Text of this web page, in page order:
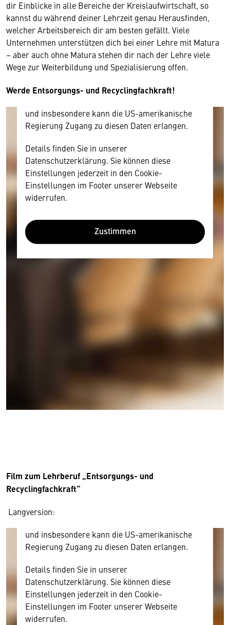
dir Einblicke in alle Bereiche der Kreislaufwirtschaft, so
kannst du während deiner Lehrzeit genau Herausfinden,
welcher Arbeitsbereich dir am besten gefällt. Viele
Unternehmen unterstützen dich bei einer Lehre mit Matura
– aber auch ohne Matura stehen dir nach der Lehre viele
Wege zur Weiterbildung und Spezialisierung offen.
Werde Entsorgungs- und Recyclingfachkraft!
Hier würden wir Ihnen gerne einen externen
Inhalt anzeigen. Dafür benötigen wir allerdings
Ihre Zustimmung, da Ihr Browser
personenbezogene technische Daten zu Geräten
und Nutzerverhalten mitunter mit US-
Diese Daten unterliegen keinem dem EU-
und insbesondere kann die US-amerikanische
Regierung Zugang zu diesen Daten erlangen.
Details finden Sie in unserer
Datenschutzerklärung. Sie können diese
Einstellungen jederzeit in den Cookie-
Einstellungen im Footer unserer Webseite
widerrufen.
Zustimmen
Film zum Lehrberuf „Entsorgungs- und
Recyclingfachkraft“
Langversion:
Wir benötigen Ihre Zustimmung
personenbezogene technische Daten zu Geräten
und Nutzerverhalten mitunter mit US-
amerikanischen Anbietern austauscht.
Diese Daten unterliegen keinem dem EU-
und insbesondere kann die US-amerikanische
Regierung Zugang zu diesen Daten erlangen.
Details finden Sie in unserer
Datenschutzerklärung. Sie können diese
Einstellungen jederzeit in den Cookie-
Einstellungen im Footer unserer Webseite
widerrufen.